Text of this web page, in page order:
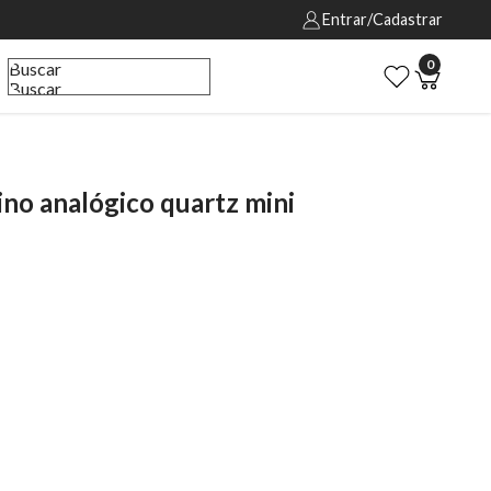
Entrar/Cadastrar
Buscar
Buscar
0
analógico quartz mini